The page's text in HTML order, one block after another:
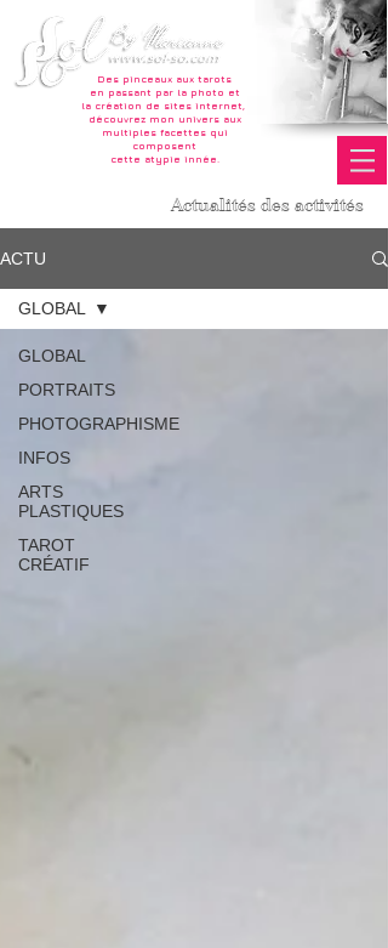
Des pinceaux aux tarots
en passant par la photo et
la création de sites internet,
découvrez mon univers aux
multiples facettes qui
composent
cette atypie innée.
Actualités des activités
ACTU
GLOBAL
PORTRAITS
PHOTOGRAPHISME
INFOS
ARTS
PLASTIQUES
TAROT
CRÉATIF
GLOBAL